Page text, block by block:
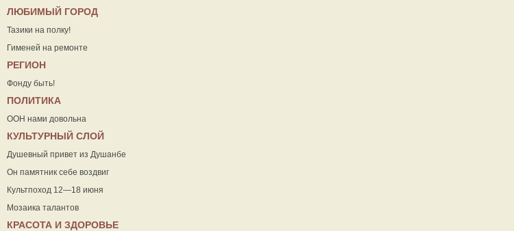
ЛЮБИМЫЙ ГОРОД
Тазики на полку!
Гименей на ремонте
РЕГИОН
Фонду быть!
ПОЛИТИКА
ООН нами довольна
КУЛЬТУРНЫЙ СЛОЙ
Душевный привет из Душанбе
Он памятник себе воздвиг
Культпоход 12—18 июня
Мозаика талантов
КРАСОТА И ЗДОРОВЬЕ